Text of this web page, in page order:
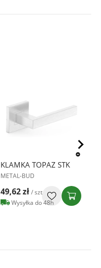
KLAMKA TOPAZ STK
METAL-BUD
49,62 zł / szt
Wysyłka do 48h